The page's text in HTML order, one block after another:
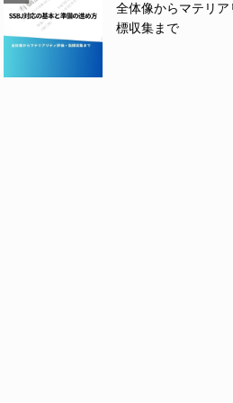
全体像からマテリ
標収集まで